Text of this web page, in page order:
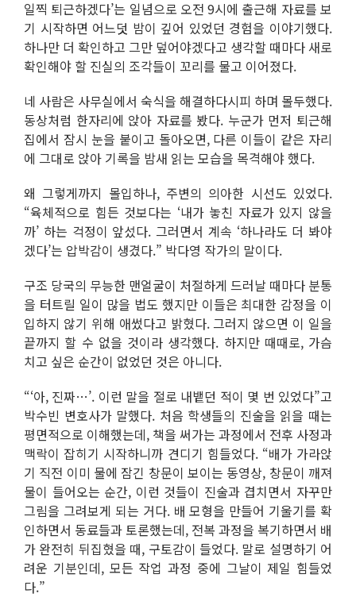
일찍 퇴근하겠다’는 일념으로 오전 9시에 출근해 자료를 보
기 시작하면 어느덧 밤이 깊어 있었던 경험을 이야기했다.
하나만 더 확인하고 그만 덮어야겠다고 생각할 때마다 새로
확인해야 할 진실의 조각들이 꼬리를 물고 이어졌다.
네 사람은 사무실에서 숙식을 해결하다시피 하며 몰두했다.
동상처럼 한자리에 앉아 자료를 봤다. 누군가 먼저 퇴근해
집에서 잠시 눈을 붙이고 돌아오면, 다른 이들이 같은 자리
에 그대로 앉아 기록을 밤새 읽는 모습을 목격해야 했다.
왜 그렇게까지 몰입하나, 주변의 의아한 시선도 있었다.
“육체적으로 힘든 것보다는 ‘내가 놓친 자료가 있지 않을
까’ 하는 걱정이 앞섰다. 그러면서 계속 ‘하나라도 더 봐야
겠다’는 압박감이 생겼다.” 박다영 작가의 말이다.
구조 당국의 무능한 맨얼굴이 처절하게 드러날 때마다 분통
을 터트릴 일이 많을 법도 했지만 이들은 최대한 감정을 이
입하지 않기 위해 애썼다고 밝혔다. 그러지 않으면 이 일을
끝까지 할 수 없을 것이라 생각했다. 하지만 때때로, 가슴
치고 싶은 순간이 없었던 것은 아니다.
“‘아, 진짜…’. 이런 말을 절로 내뱉던 적이 몇 번 있었다”고
박수빈 변호사가 말했다. 처음 학생들의 진술을 읽을 때는
평면적으로 이해했는데, 책을 써가는 과정에서 전후 사정과
맥락이 잡히기 시작하니까 견디기 힘들었다. “배가 가라앉
기 직전 이미 물에 잠긴 창문이 보이는 동영상, 창문이 깨져
물이 들어오는 순간, 이런 것들이 진술과 겹치면서 자꾸만
그림을 그려보게 되는 거다. 배 모형을 만들어 기울기를 확
인하면서 동료들과 토론했는데, 전복 과정을 복기하면서 배
가 완전히 뒤집혔을 때, 구토감이 들었다. 말로 설명하기 어
려운 기분인데, 모든 작업 과정 중에 그날이 제일 힘들었
다.”